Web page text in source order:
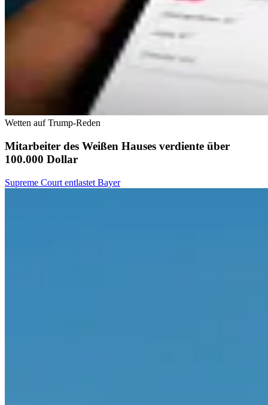
Wetten auf Trump-Reden
Mitarbeiter des Weißen Hauses verdiente über
100.000 Dollar
Supreme Court entlastet Bayer